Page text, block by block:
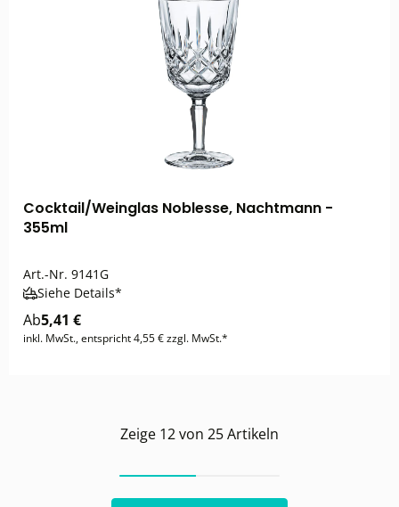
Cocktail/Weinglas Noblesse, Nachtmann -
355ml
Art.-Nr. 9141G
Siehe Details*
Ab5,41 €
inkl. MwSt., entspricht 4,55 € zzgl. MwSt.*
Zeige 12von 25Artikeln